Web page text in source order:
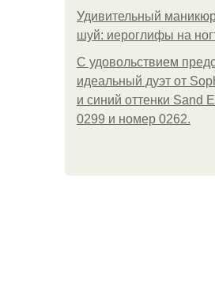
Удивительный
шуй: иероглифы на
С удовольствием
идеальный дуэт от
и синий оттенки Sand
0299 и номер 0262.